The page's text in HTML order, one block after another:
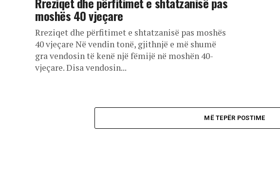
moshës 40 vjeçare
Rreziqet dhe përfitimet e shtatzanisë pas moshës
40 vjeçare Në vendin tonë, gjithnjë e më shumë
gra vendosin të kenë një fëmijë në moshën 40-
vjeçare. Disa vendosin...
MË TEPËR POSTIME